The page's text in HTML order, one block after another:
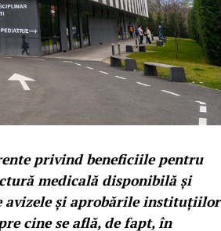
privind beneficiile pentru
medicală disponibilă și
avizele și aprobările instituțiilor
cine se află, de fapt, în